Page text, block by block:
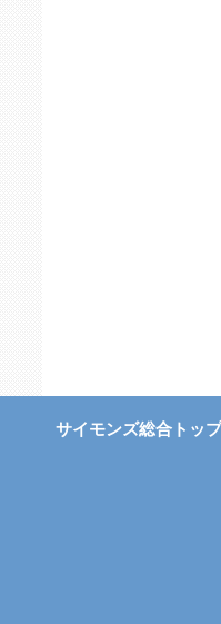
サイモンズ総合トップ